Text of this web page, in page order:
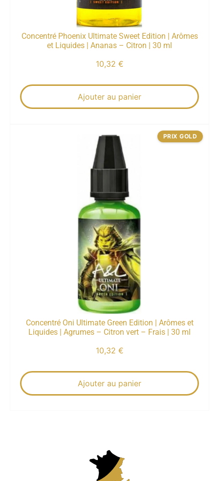
Concentré Phoenix Ultimate Sweet Edition | Arômes
et Liquides | Ananas – Citron | 30 ml
10,32 €
Ajouter au panier
Concentré Oni Ultimate Green Edition | Arômes et
Liquides | Agrumes – Citron vert – Frais | 30 ml
10,32 €
Ajouter au panier
PRIX GOLD